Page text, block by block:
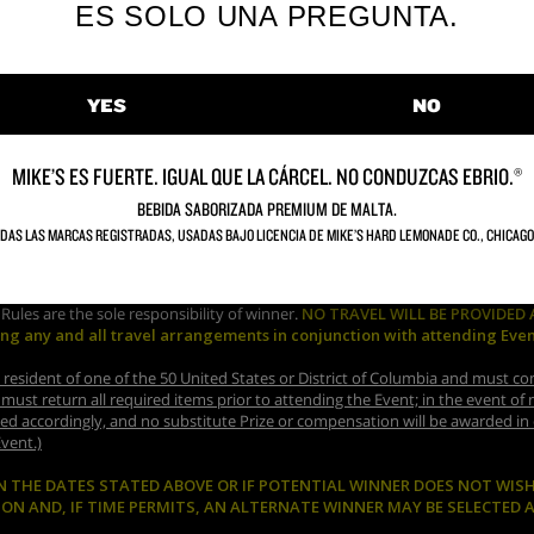
ES SOLO UNA PREGUNTA.
YES NO
MIKE’S ES FUERTE. IGUAL QUE LA CÁRCEL. NO CONDUZCAS EBRIO.®
BEBIDA SABORIZADA PREMIUM DE MALTA.
LAS MARCAS REGISTRADAS, USADAS BAJO LICENCIA DE MIKE’S HARD LEMONADE CO.,